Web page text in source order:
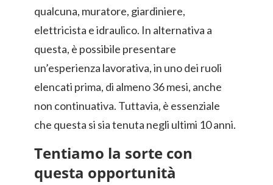
qualcuna, muratore, giardiniere,
elettricista e idraulico. In alternativa a
questa, è possibile presentare
un’esperienza lavorativa, in uno dei ruoli
elencati prima, di almeno 36 mesi, anche
non continuativa. Tuttavia, è essenziale
che questa si sia tenuta negli ultimi 10 anni.
Tentiamo la sorte con
questa opportunità